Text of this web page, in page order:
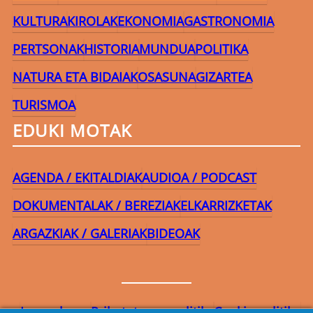
KULTURAKIROLAKEKONOMIAGASTRONOMIA
PERTSONAKHISTORIAMUNDUAPOLITIKA
NATURA ETA BIDAIAKOSASUNAGIZARTEA
TURISMOA
EDUKI MOTAK
AGENDA / EKITALDIAKAUDIOA / PODCAST
DOKUMENTALAK / BEREZIAKELKARRIZKETAK
ARGAZKIAK / GALERIAKBIDEOAK